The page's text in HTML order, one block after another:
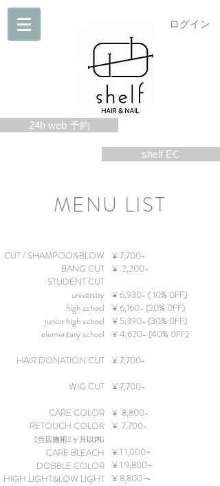
24h web 予約
ログイン
shelf EC
MENU LIST
CUT / SHAMPOO&BLOW
BANG CUT
STUDENT CUT
university
high school
junior high school
elementary school
​HAIR DONATION CUT
WIG CUT
CARE COLOR
​RETOUCH COLOR
(当店施術2ヶ月以内)
CARE BLEACH
DOBBLE COLOR
HIGH LIGHT&LOW LIGHT
¥ 7,700-
¥ 2,200-
¥ 6,930- ( 10% 0FF)
¥ 6,160- (20% 0FF)
¥ 5,390- (30% 0FF)
¥ 4,620- (40% 0FF)
¥ 7,700-
¥ 7,700-
¥ 8,800-
¥ 7,700-
¥ 1 1,000~
¥ 1 9,800~
¥ 8,800 〜